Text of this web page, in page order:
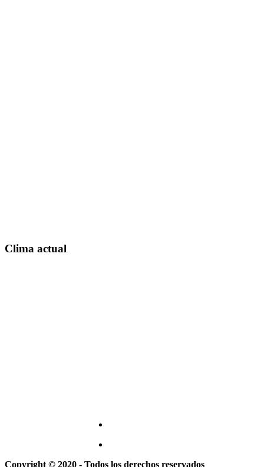
Clima actual
Copyright © 2020 - Todos los derechos reservados